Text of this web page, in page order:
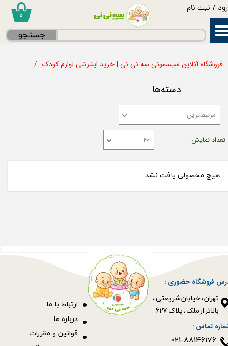
/ ثبت نام
حساب کاربری من
سفارشات
۰
جستجو
فروشگاه آنلاین سیسمونی سه نی نی | خرید اینترنتی لوازم کودک
دسته‌ها
مرتبط‌ترین
تعداد نمایش ۴۰
هیچ محصولی یافت نشد.
فروشگاه حضوری :
​​​​​​​تهران ، خیابان شریعتی ،
بالاتر از ملک ، پلاک 627​​​​​​​
قوانین و مقررات
ارتباط با ما
درباره ما
تماس :